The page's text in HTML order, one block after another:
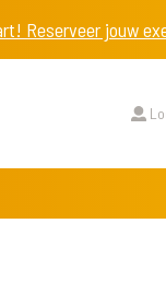
Reserveer jouw